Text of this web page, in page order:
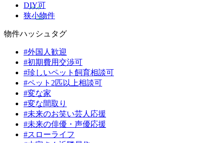
DIY可
狭小物件
物件ハッシュタグ
#外国人歓迎
#初期費用交渉可
#珍しいペット飼育相談可
#ペット2匹以上相談可
#変な家
#変な間取り
#未来のお笑い芸人応援
#未来の俳優・声優応援
#スローライフ